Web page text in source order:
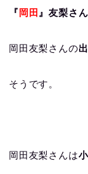
『 岡田 』友梨さ
岡田友梨さんの
そうです。
岡田友梨さんは